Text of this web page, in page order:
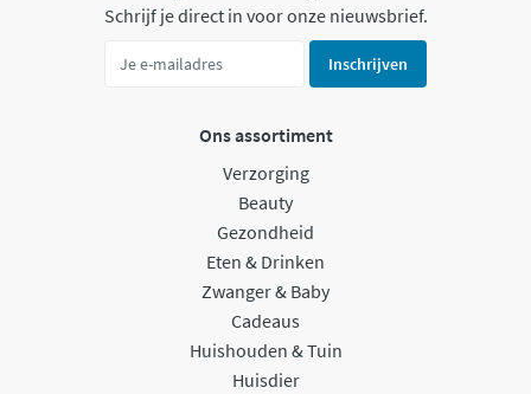
Schrijf je direct in voor onze nieuwsbrief.
Inschrijven
Ons assortiment
Verzorging
Beauty
Gezondheid
Eten & Drinken
Zwanger & Baby
Cadeaus
Huishouden & Tuin
Huisdier